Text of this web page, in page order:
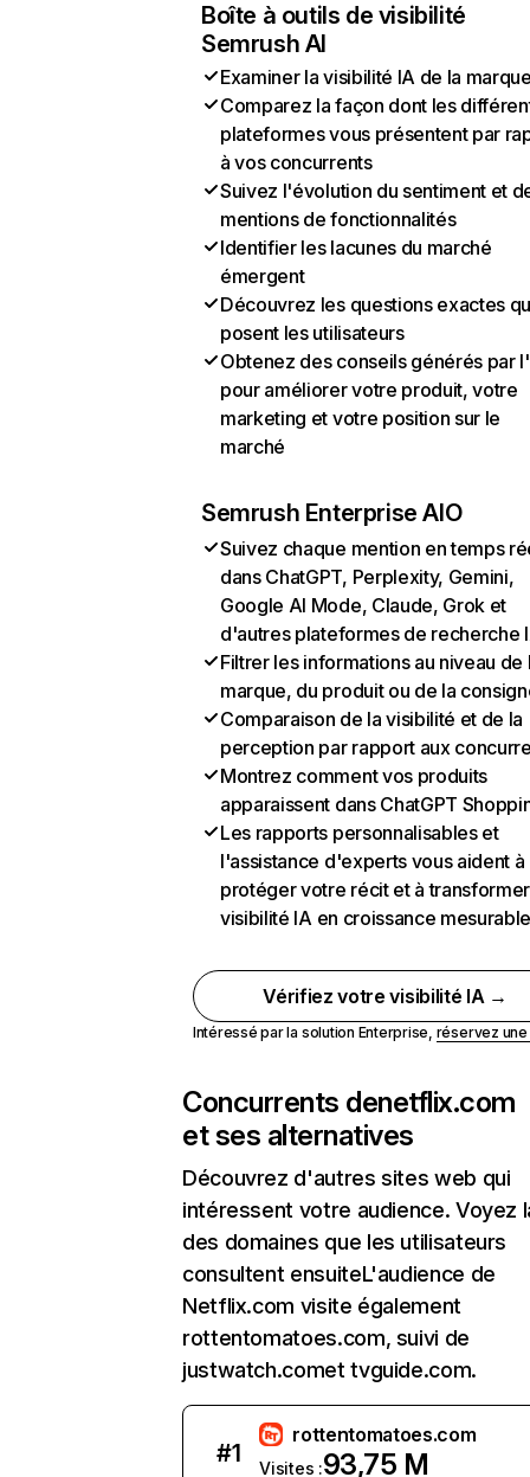
Boîte à outils de visibilité
Semrush AI
Examiner la visibilité IA de la
Comparez la façon dont les
plateformes vous présentent par
à vos concurrents
Suivez l'évolution du sentiment et
mentions de fonctionnalités
Identifier les lacunes du marché
émergent
Découvrez les questions exactes
posent les utilisateurs
Obtenez des conseils générés par
pour améliorer votre produit, votre
marketing et votre position sur le
marché
Semrush Enterprise AIO
Suivez chaque mention en temps
dans ChatGPT, Perplexity, Gemini,
Google AI Mode, Claude, Grok et
d'autres plateformes de recherche
Filtrer les informations au niveau de
marque, du produit ou de la
Comparaison de la visibilité et de la
perception par rapport aux
Montrez comment vos produits
apparaissent dans ChatGPT
Les rapports personnalisables et
l'assistance d'experts vous aident à
protéger votre récit et à
visibilité IA en croissance
Vérifiez votre visibilité IA →
Intéressé par la solution Enterprise, réservez
Concurrents denetflix.com
et ses alternatives
Découvrez d'autres sites web qui
intéressent votre audience. Voyez
des domaines que les utilisateurs
consultent ensuiteL'audience de
Netflix.com visite également
rottentomatoes.com, suivi de
justwatch.comet tvguide.com.
#1
rottentomatoes.com
Visites :93,75 M